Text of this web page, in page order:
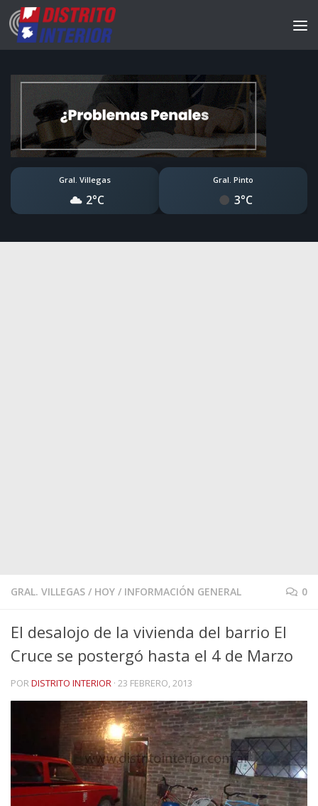
Gral. Villegas
2°C
Gral. Pinto
3°C
GRAL. VILLEGAS / HOY / INFORMACIÓN GENERAL 0
El desalojo de la vivienda del barrio El
Cruce se postergó hasta el 4 de Marzo
PORDISTRITO INTERIOR · 23 FEBRERO, 2013